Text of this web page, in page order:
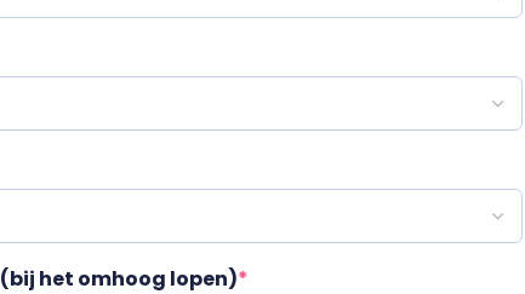
het omhoog lopen)*